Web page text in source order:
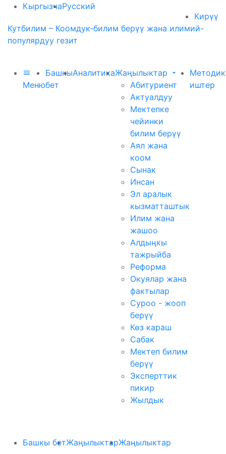
КыргызчаРусский
Кирүү
Кутбилим – Коомдук-билим берүү жана илимий-
популярдуу гезит
Меню
Башкы
бет
АналитикаЖаңылыктар
Абитуриент
Актуалдуу
Мектепке
чейинки
билим берүү
Аял жана
коом
Сынак
Инсан
Эл аралык
кызматташтык
Илим жана
жашоо
Алдыңкы
тажрыйба
Реформа
Окуялар жана
фактылар
Суроо - жооп
берүү
Көз караш
Сабак
Мектеп билим
берүү
Эксперттик
пикир
Жылдык
иштер
Башкы бетЖаңылыктарЖаңылыктар